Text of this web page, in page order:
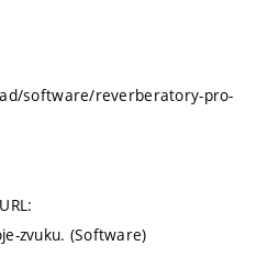
software/reverberatory-pro-
zvuku. (Software)